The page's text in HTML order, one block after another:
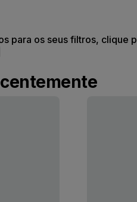
para os seus filtros, clique